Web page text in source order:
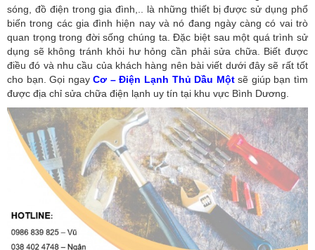
sóng, đồ điện trong gia đình,.. là những thiết bị được sử dụng phổ
biến trong các gia đình hiện nay và nó đang ngày càng có vai trò
quan trọng trong đời sống chúng ta. Đặc biệt sau một quá trình sử
dụng sẽ không tránh khỏi hư hỏng cần phải sửa chữa. Biết được
điều đó và nhu cầu của khách hàng nên bài viết dưới đây sẽ rất tốt
cho bạn. Gọi ngayCơ – Điện Lạnh Thủ Dầu Một sẽ giúp bạn tìm
được địa chỉ sửa chữa điện lạnh uy tín tại khu vực Bình Dương.